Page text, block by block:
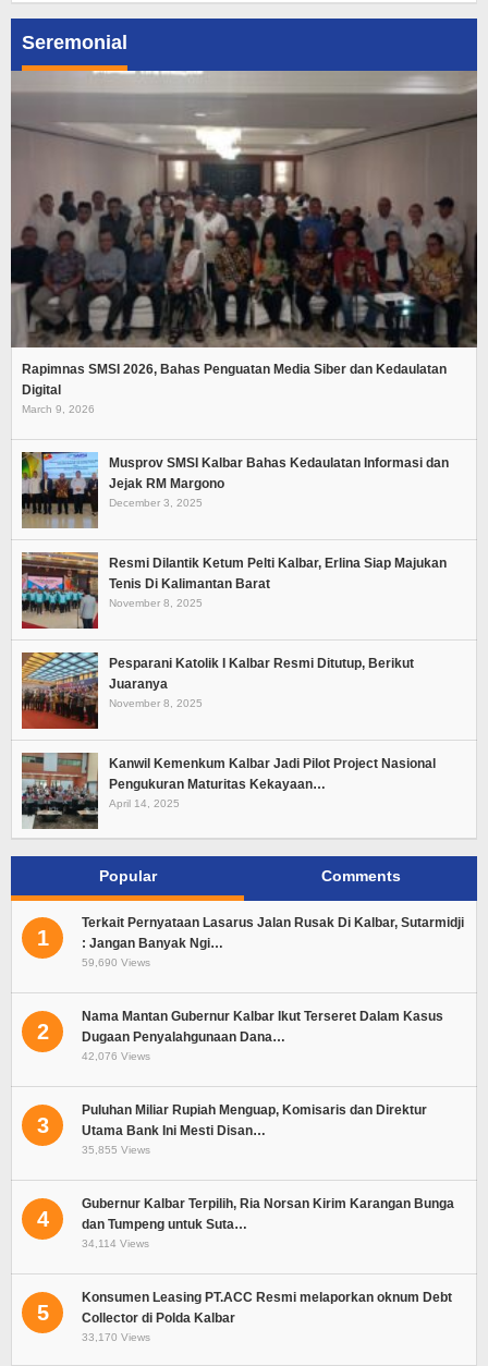
Seremonial
Rapimnas SMSI 2026, Bahas Penguatan Media Siber dan Kedaulatan
Digital
March 9, 2026
Musprov SMSI Kalbar Bahas Kedaulatan Informasi dan
Jejak RM Margono
December 3, 2025
Resmi Dilantik Ketum Pelti Kalbar, Erlina Siap Majukan
Tenis Di Kalimantan Barat
November 8, 2025
Pesparani Katolik I Kalbar Resmi Ditutup, Berikut
Juaranya
November 8, 2025
Kanwil Kemenkum Kalbar Jadi Pilot Project Nasional
Pengukuran Maturitas Kekayaan…
April 14, 2025
Popular Comments
1
Terkait Pernyataan Lasarus Jalan Rusak Di Kalbar, Sutarmidji
: Jangan Banyak Ngi…
59,690 Views
2
Nama Mantan Gubernur Kalbar Ikut Terseret Dalam Kasus
Dugaan Penyalahgunaan Dana…
42,076 Views
3
Puluhan Miliar Rupiah Menguap, Komisaris dan Direktur
Utama Bank Ini Mesti Disan…
35,855 Views
4
Gubernur Kalbar Terpilih, Ria Norsan Kirim Karangan Bunga
dan Tumpeng untuk Suta…
34,114 Views
5
Konsumen Leasing PT.ACC Resmi melaporkan oknum Debt
Collector di Polda Kalbar
33,170 Views